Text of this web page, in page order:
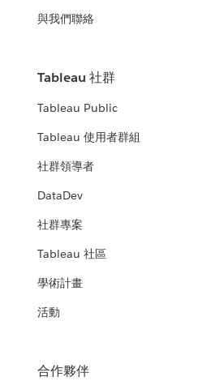
與我們聯絡
Tableau 社群
Tableau Public
Tableau 使用者群組
社群領導者
DataDev
社群專案
Tableau 社區
學術計畫
活動
合作夥伴